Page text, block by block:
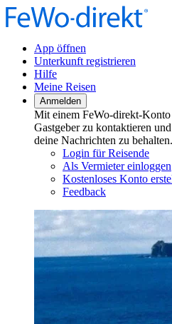
App öffnen
Unterkunft registrieren
Hilfe
Meine Reisen
Anmelden
Mit einem FeWo-direkt-
Gastgeber zu kontaktieren
deine Nachrichten zu behalten.
Login für Reisende
Als Vermieter einloggen
Kostenloses Konto
Feedback